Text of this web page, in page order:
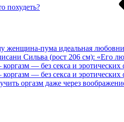
похудеть?
женщина-пума идеальная
Сильва (рост 206 см): «Его
— без секса и эротических
— без секса и эротических
оргазм даже через